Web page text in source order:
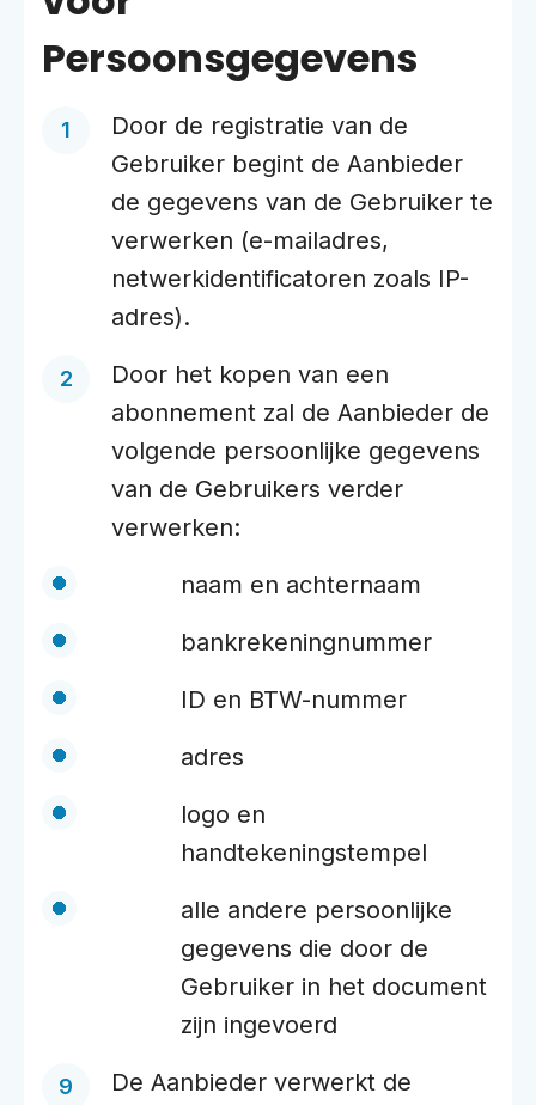
Persoonsgegevens
Door de registratie van de
Gebruiker begint de Aanbieder
de gegevens van de Gebruiker te
verwerken (e-mailadres,
netwerkidentificatoren zoals IP-
adres).
Door het kopen van een
abonnement zal de Aanbieder de
volgende persoonlijke gegevens
van de Gebruikers verder
verwerken:
naam en achternaam
bankrekeningnummer
ID en BTW-nummer
adres
logo en
handtekeningstempel
alle andere persoonlijke
gegevens die door de
Gebruiker in het document
zijn ingevoerd
De Aanbieder verwerkt de